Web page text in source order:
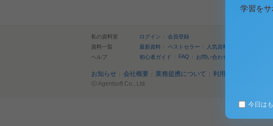
私の資料室 ログイン
会員登録
資料一覧
最新資料 ベストセラー 人気資料
ヘルプ
初心者ガイド FAQ お問い合わせ
お知らせ 会社概要 業務提携について 利用規約
ⓒ Agentsoft Co., Ltd.
学習を
今日は